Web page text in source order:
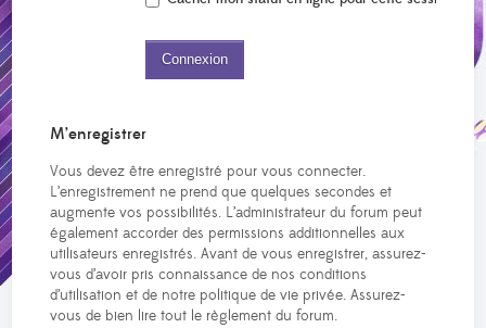
M’enregistrer
Vous devez être enregistré pour vous connecter.
L’enregistrement ne prend que quelques secondes et
augmente vos possibilités. L’administrateur du forum peut
également accorder des permissions additionnelles aux
utilisateurs enregistrés. Avant de vous enregistrer, assurez-
vous d’avoir pris connaissance de nos conditions
d’utilisation et de notre politique de vie privée. Assurez-
vous de bien lire tout le règlement du forum.